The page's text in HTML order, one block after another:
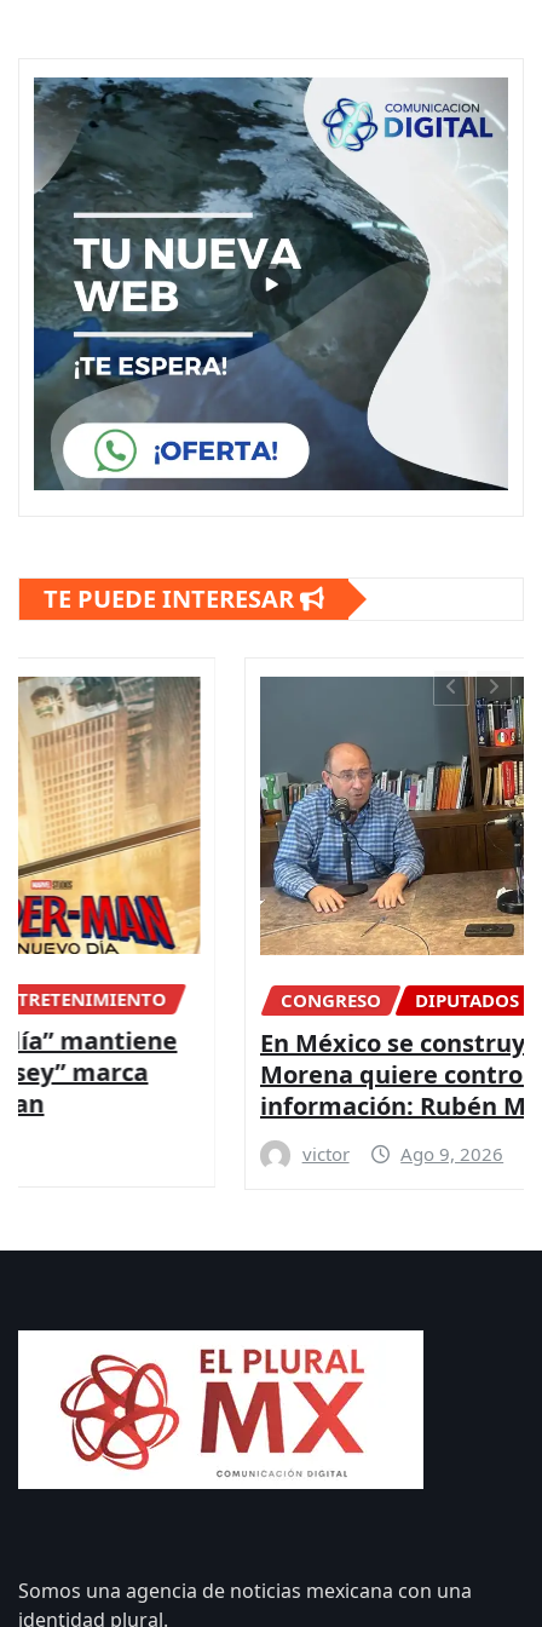
TE PUEDE INTERESAR
CONGRESO DIPUTADOS NACIONAL
En México se construye una dictadura,
Morena quiere controlar la
información: Rubén Moreira
Ago 9, 2026
Somos una agencia de noticias mexicana con una
identidad plural.